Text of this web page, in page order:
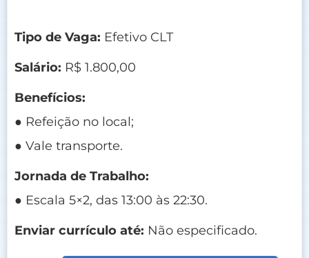
Tipo de Vaga: Efetivo CLT
Salário: R$ 1.800,00
Benefícios:
● Refeição no local;
● Vale transporte.
Jornada de Trabalho:
● Escala 5×2, das 13:00 às 22:30.
Enviar currículo até: Não especificado.